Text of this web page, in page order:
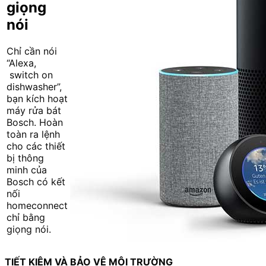
giọng
nói
Chỉ cần nói
“Alexa,
switch on
dishwasher”,
bạn kích hoạt
máy rửa bát
Bosch. Hoàn
toàn ra lệnh
cho các thiết
bị thông
minh của
Bosch có kết
nối
homeconnect
chỉ bằng
giọng nói.
TIẾT KIỆM VÀ BẢO VỆ MÔI TRƯỜNG